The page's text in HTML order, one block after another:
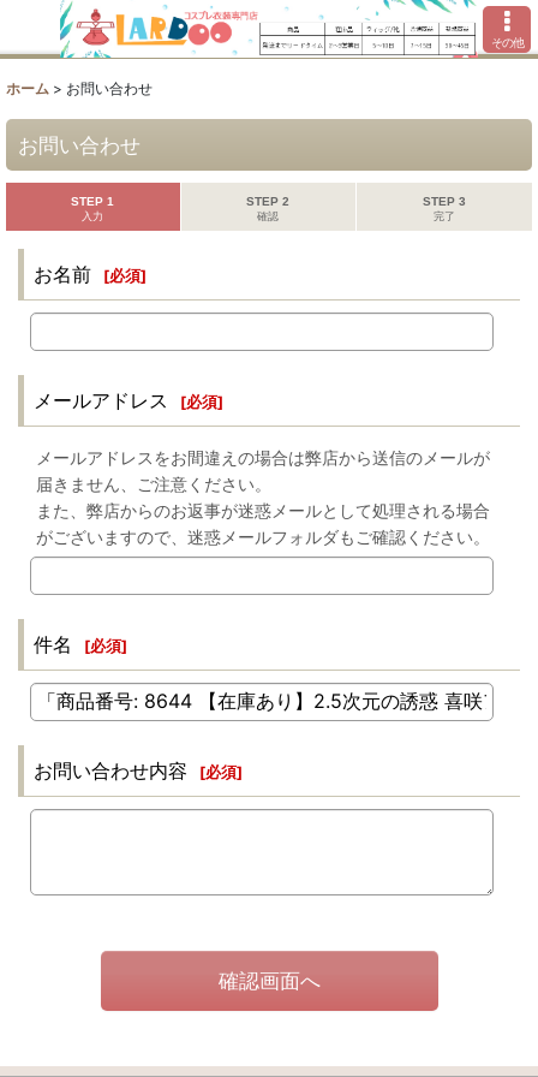
その他
ホーム > お問い合わせ
お問い合わせ
STEP 1
入力
STEP 2
確認
STEP 3
完了
お名前 [必須]
メールアドレス [必須]
メールアドレスをお間違えの場合は弊店から送信のメールが
届きません、ご注意ください。
また、弊店からのお返事が迷惑メールとして処理される場合
がございますので、迷惑メールフォルダもご確認ください。
件名 [必須]
お問い合わせ内容 [必須]
確認画面へ